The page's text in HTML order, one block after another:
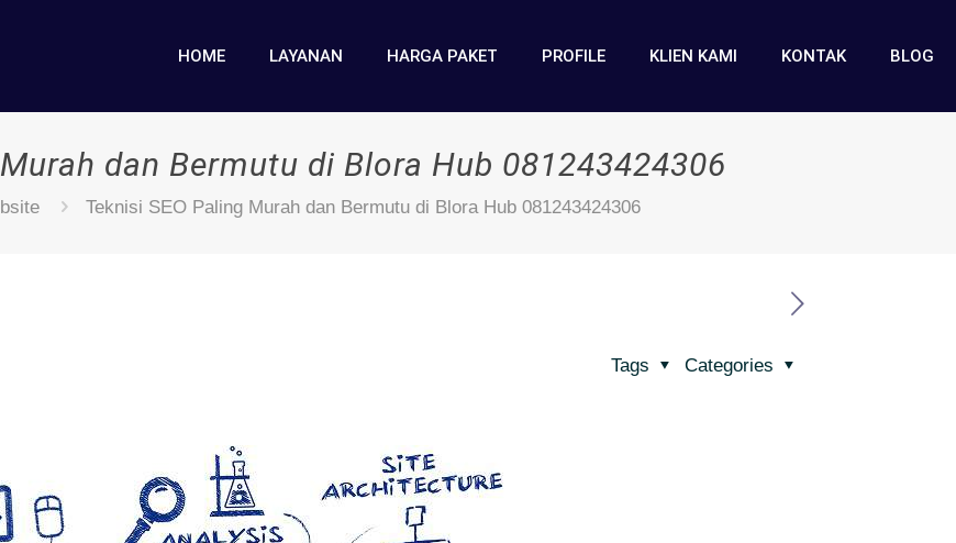
HOME LAYANAN HARGA PAKET PROFILE KLIEN KAMI KONTAK BLOG
dan Bermutu di Blora Hub 081243424306
Teknisi SEO Paling Murah dan Bermutu di Blora Hub 081243424306
Categories
Tags